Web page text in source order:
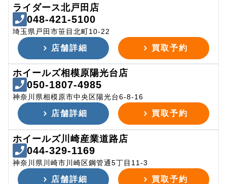
ライダース北戸田店
048-421-5100
埼玉県戸田市笹目北町10-22
店舗詳細 買取予約
ホイールズ相模原陽光台店
050-1807-4985
神奈川県相模原市中央区陽光台6-8-16
店舗詳細 買取予約
ホイールズ川崎産業道路店
044-329-1169
神奈川県川崎市川崎区鋼管通5丁目11-3
店舗詳細 買取予約